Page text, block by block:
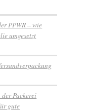
PPWR – wie
umgesetzt
Packerei
gute